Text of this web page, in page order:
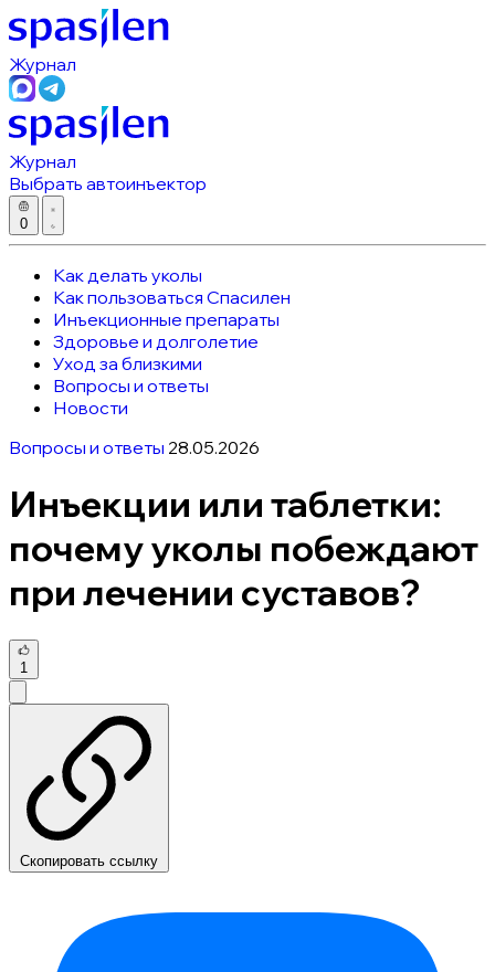
Журнал
Журнал
Выбрать автоинъектор
0
Как делать уколы
Как пользоваться Спасилен
Инъекционные препараты
Здоровье и долголетие
Уход за близкими
Вопросы и ответы
Новости
Вопросы и ответы 28.05.2026
Инъекции или таблетки:
почему уколы побеждают
при лечении суставов?
1
Скопировать ссылку